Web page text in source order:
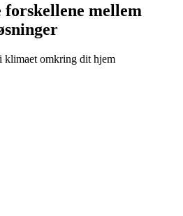
mellem
omkring dit hjem